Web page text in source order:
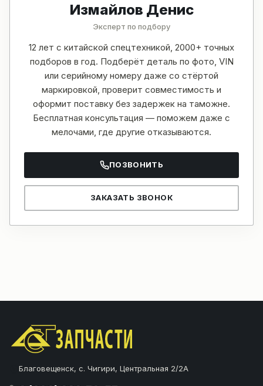
Измайлов Денис
Эксперт по подбору
12 лет с китайской спецтехникой, 2000+ точных
подборов в год. Подберёт деталь по фото, VIN
или серийному номеру даже со стёртой
маркировкой, проверит совместимость и
оформит поставку без задержек на таможне.
Бесплатная консультация — поможем даже с
мелочами, где другие отказываются.
ПОЗВОНИТЬ
ЗАКАЗАТЬ ЗВОНОК
Благовещенск, с. Чигири, Центральная 2/2А